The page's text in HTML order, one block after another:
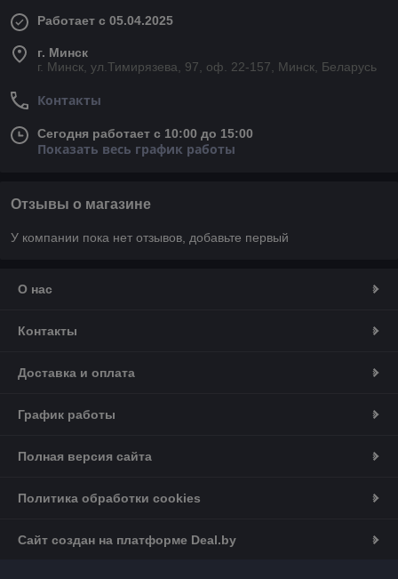
Работает с 05.04.2025
г. Минск
г. Минск, ул.Тимирязева, 97, оф. 22-157, Минск, Беларусь
Контакты
Сегодня работает с 10:00 до 15:00
Показать весь график работы
Отзывы о магазине
У компании пока нет отзывов, добавьте первый
О нас
Контакты
Доставка и оплата
График работы
Полная версия сайта
Политика обработки cookies
Сайт создан на платформе Deal.by